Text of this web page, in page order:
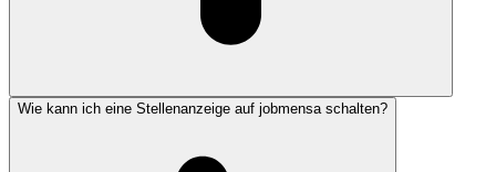
Wie kann ich eine Stellenanzeige auf jobmensa schalten?